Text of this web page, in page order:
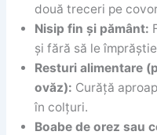
două treceri pe
Nisip fin și pământ:
și fără să le
Resturi alimentare
ovăz): Curăță
în colțuri.
Boabe de orez sau